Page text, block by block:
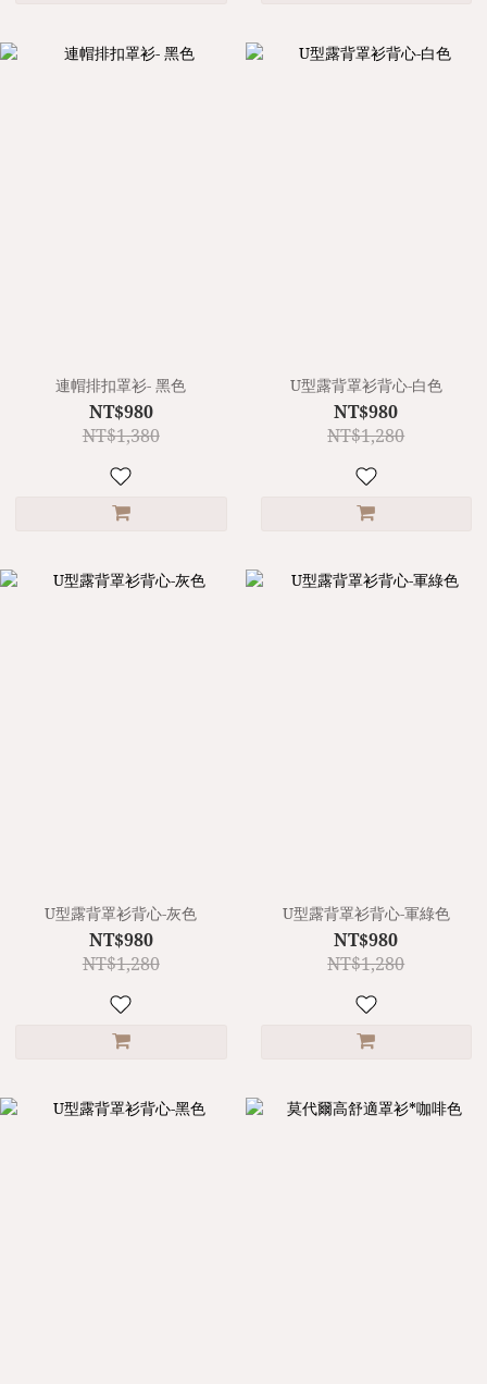
連帽排扣罩衫- 黑色
NT$980
NT$1,380
U型露背罩衫背心-白色
NT$980
NT$1,280
U型露背罩衫背心-灰色
NT$980
NT$1,280
U型露背罩衫背心-軍綠色
NT$980
NT$1,280